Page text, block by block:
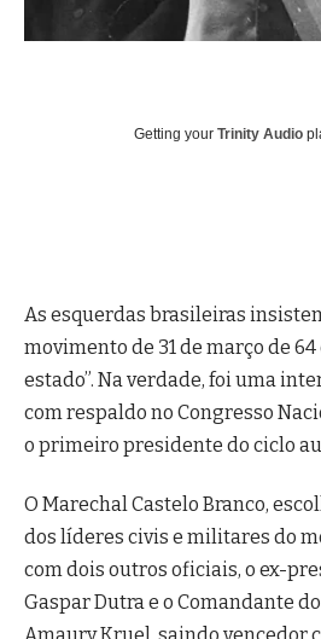
Getting your Trinity Audio
As esquerdas brasileiras
movimento de 31 de março de
estado”. Na verdade, foi uma
com respaldo no Congresso
o primeiro presidente do ciclo
O Marechal Castelo Branco,
dos líderes civis e militares do
com dois outros oficiais, o ex-
Gaspar Dutra e o Comandante